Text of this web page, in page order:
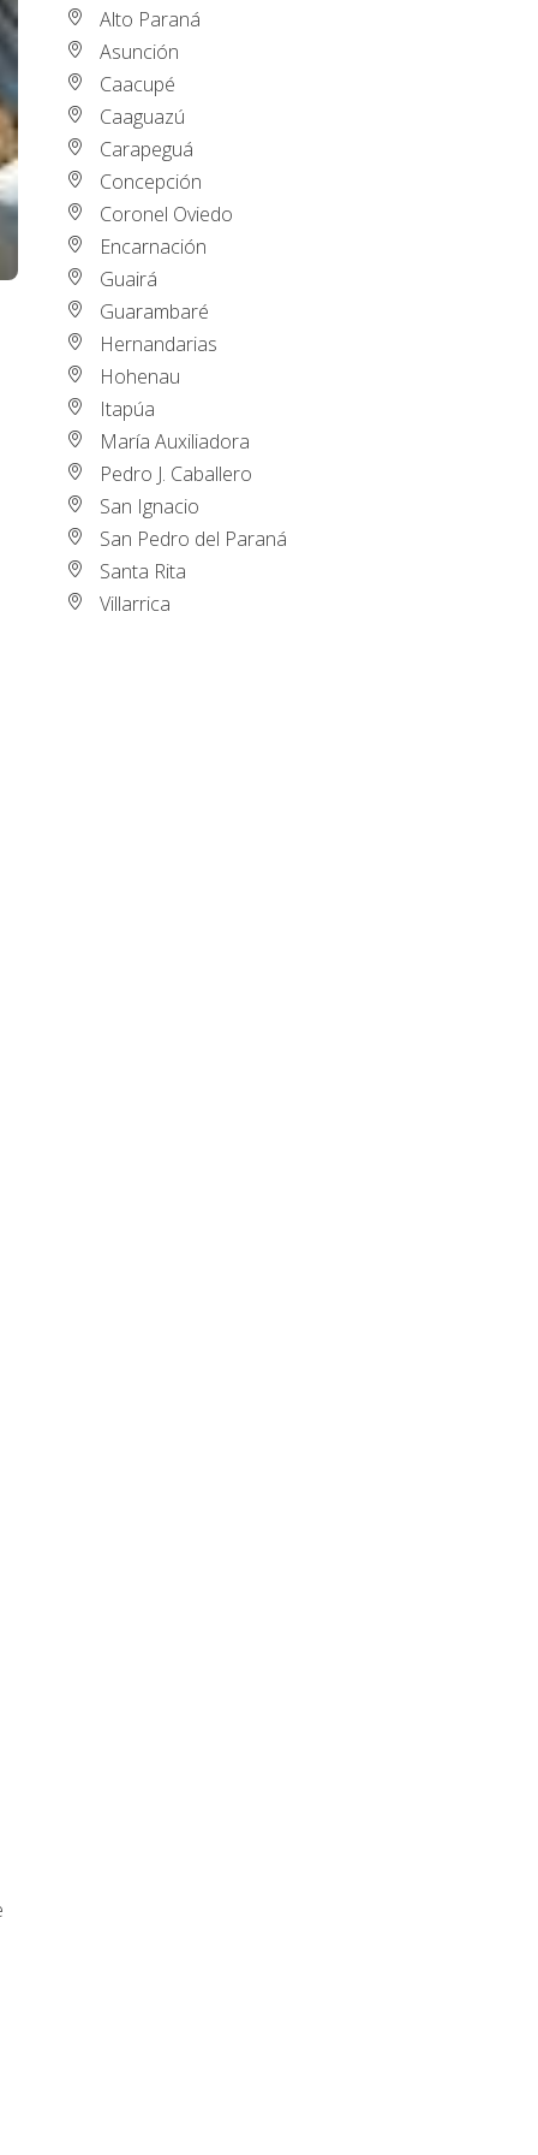
Alto Paraná
Asunción
Caacupé
Caaguazú
Carapeguá
Concepción
Coronel Oviedo
Encarnación
Guairá
Guarambaré
Hernandarias
Hohenau
Itapúa
María Auxiliadora
Pedro J. Caballero
San Ignacio
San Pedro del Paraná
Santa Rita
Villarrica